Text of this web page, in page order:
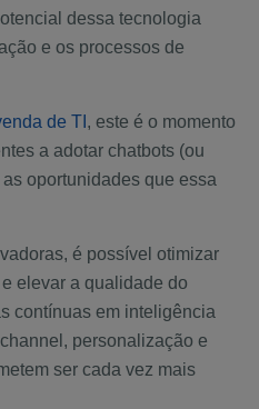
dessa tecnologia
e os processos de
de TI , este é o momento
a adotar chatbots (ou
oportunidades que essa
é possível otimizar
elevar a qualidade do
contínuas em inteligência
personalização e
ser cada vez mais